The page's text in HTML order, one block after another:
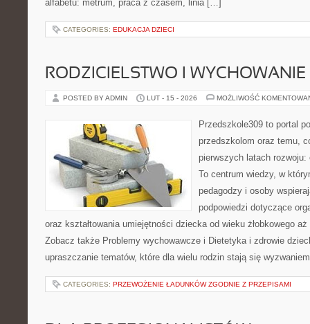
alfabetu: metrum, praca z czasem, linia […]
CATEGORIES: EDUKACJA DZIECI
RODZICIELSTWO I WYCHOWANIE
POSTED BY ADMIN LUT - 15 - 2026 MOŻLIWOŚĆ
Przedszkole309 to portal
przedszkolom oraz temu,
pierwszych latach
To centrum wiedzy, w
pedagodzy i osoby
podpowiedzi dotyczące
oraz kształtowania umiejętności dziecka od wieku żłobkowego
Zobacz także Problemy wychowawcze i Dietetyka i zdrowie
upraszczanie tematów, które dla wielu rodzin stają się
CATEGORIES: PRZEWOŻENIE ŁADUNKÓW ZGODNIE Z PRZEPISAMI